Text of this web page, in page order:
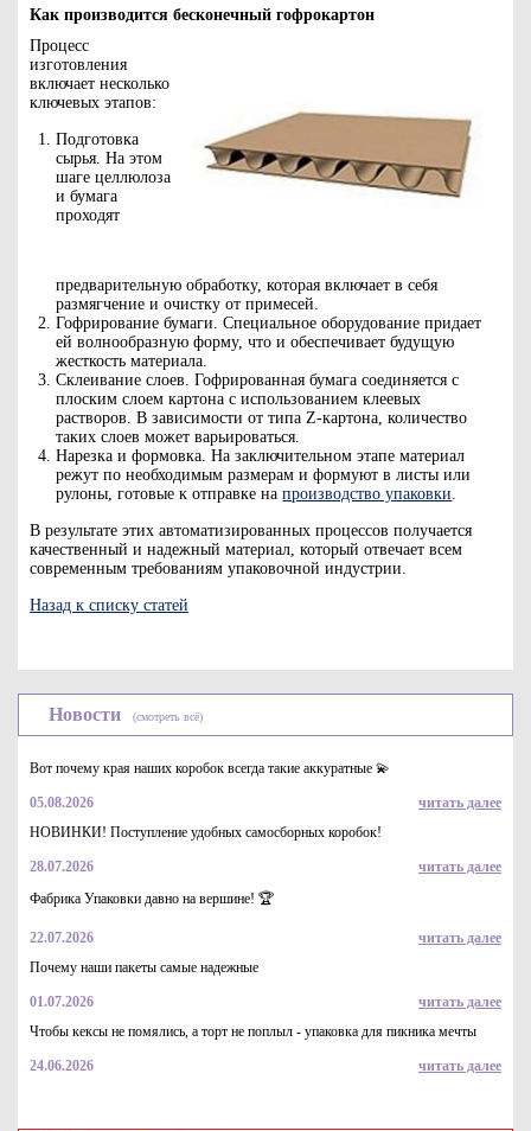
Как производится бесконечный гофрокартон
Процесс
изготовления
включает несколько
ключевых этапов:
Подготовка
сырья. На этом
шаге целлюлоза
и бумага
проходят
предварительную обработку, которая включает в себя
размягчение и очистку от примесей.
Гофрирование бумаги. Специальное оборудование придает
ей волнообразную форму, что и обеспечивает будущую
жесткость материала.
Склеивание слоев. Гофрированная бумага соединяется с
плоским слоем картона с использованием клеевых
растворов. В зависимости от типа Z-картона, количество
таких слоев может варьироваться.
Нарезка и формовка. На заключительном этапе материал
режут по необходимым размерам и формуют в листы или
рулоны, готовые к отправке напроизводство упаковки
В результате этих автоматизированных процессов получается
качественный и надежный материал, который отвечает всем
современным требованиям упаковочной индустрии.
Назад к списку статей
Новости (смотреть всё)
Вот почему края наших коробок всегда такие аккуратные 💫
05.08.2026
читать далее
НОВИНКИ! Поступление удобных самосборных коробок!
28.07.2026
читать далее
Фабрика Упаковки давно на вершине! 🏆
22.07.2026
читать далее
Почему наши пакеты самые надежные
01.07.2026
читать далее
Чтобы кексы не помялись, а торт не поплыл - упаковка для пикника мечты
24.06.2026 читать далее